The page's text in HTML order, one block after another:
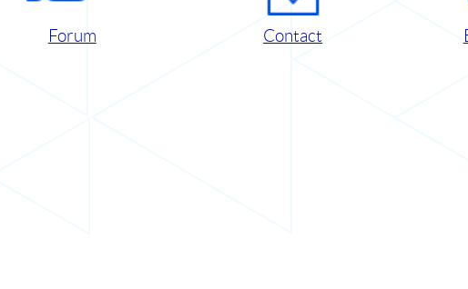
Forum Contact